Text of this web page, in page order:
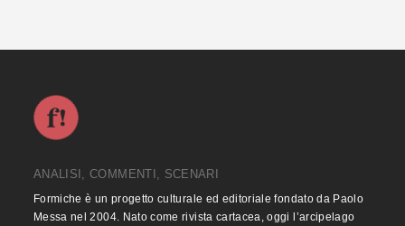
ANALISI, COMMENTI, SCENARI
Formiche è un progetto culturale ed editoriale fondato da Paolo
Messa nel 2004. Nato come rivista cartacea, oggi l’arcipelago